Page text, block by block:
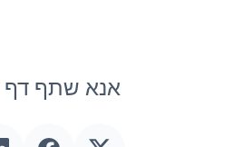
אנא שתף דף